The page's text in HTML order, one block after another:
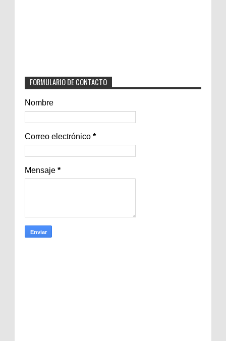
FORMULARIO DE CONTACTO
Nombre
Correo electrónico *
Mensaje *